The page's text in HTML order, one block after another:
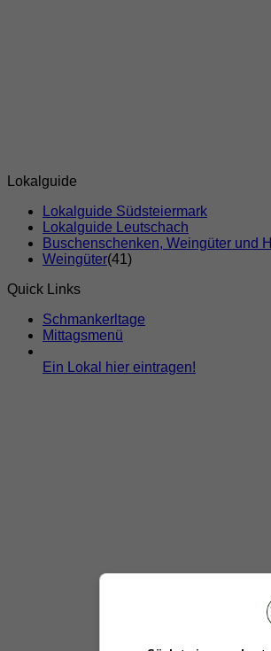
Lokalguide
Lokalguide Südsteiermark
Lokalguide Leutschach
Buschenschenken, Weingüter und
Weingüter(41)
Quick Links
Schmankerltage
Mittagsmenü
Ein Lokal hier eintragen!